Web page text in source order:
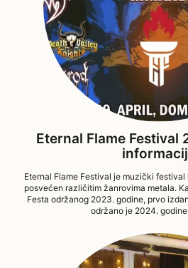
Eternal Flame Festival
Eternal Flame Festival je muzički
posvećen različitim žanrovima metala.
Festa održanog 2023. godine, prvo
održano je 2024.